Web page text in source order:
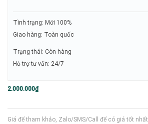
Tình trạng: Mới 100%
Giao hàng: Toàn quốc
Trạng thái: Còn hàng
Hỗ trợ tư vấn: 24/7
2.000.000₫
Giá để tham khảo, Zalo/SMS/Call để có giá tốt nhất